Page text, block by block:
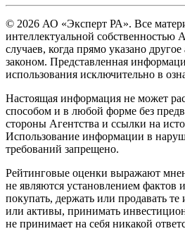
© 2026 АО «Эксперт РА». Все
интеллектуальной
случаев, когда прямо указано
законом. Представленная
использования исключительно в
Настоящая информация не может
способом и в любой форме без
стороны Агентства и ссылки на
Использование информации в
требований запрещено.
Рейтинговые оценки выражают
не являются установлением фактов
покупать, держать или продавать
или активы, принимать
не принимает на себя никакой